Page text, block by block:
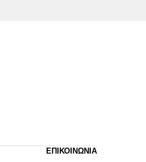
ΕΠΙΚΟΙΝΩΝΙΑ